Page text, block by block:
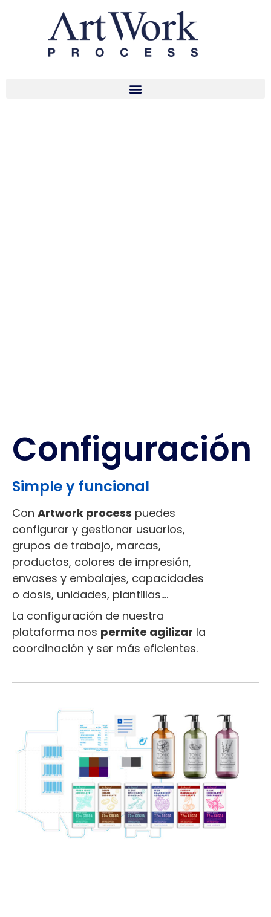
Configuración
Simple y funcional
Con Artwork process puedes
configurar y gestionar usuarios,
grupos de trabajo, marcas,
productos, colores de impresión,
envases y embalajes, capacidades
o dosis, unidades, plantillas….
La configuración de nuestra
plataforma nos permite agilizar la
coordinación y ser más eficientes.